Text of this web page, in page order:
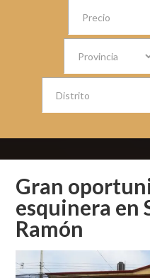
Gran
esquinera en
Ramón